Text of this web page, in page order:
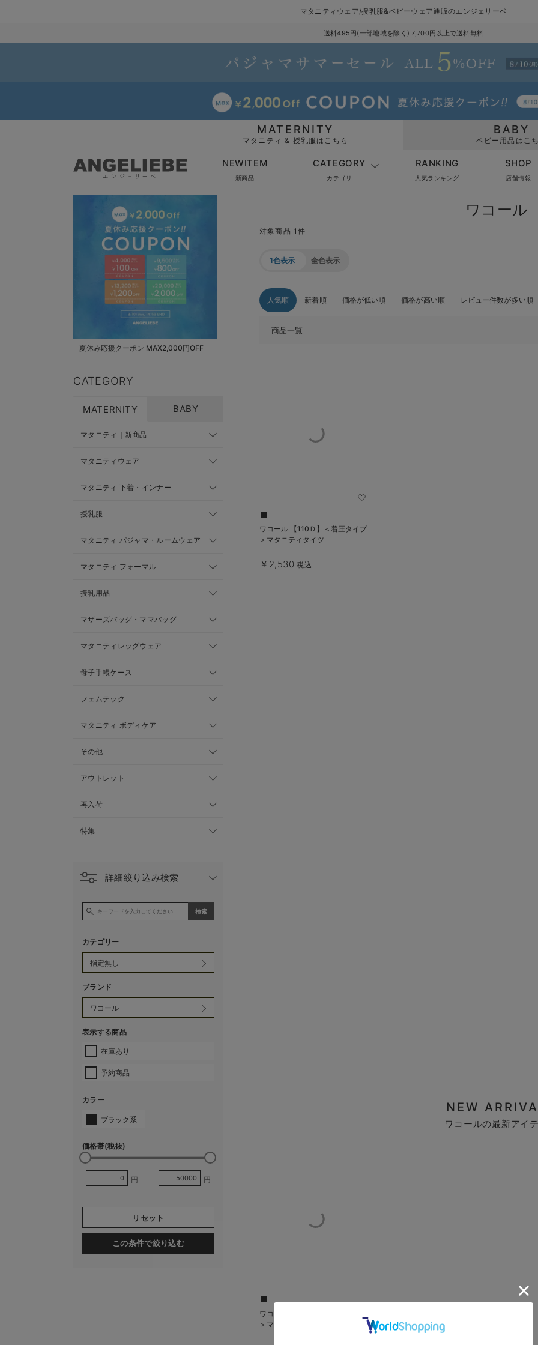
マタニティウェア/授乳服&ベビーウェア通販のエンジェリーベ
送料495円(一部地域を除く) 7,700円以上で送料無料
MATERNITY
マタニティ & 授乳服はこちら
BABY
ベビー用品はこ
NEWITEM
新商品
CATEGORY
カテゴリ
RANKING
人気ランキング
SHOP
店舗情報
夏休み応援クーポン MAX2,000円OFF
CATEGORY
MATERNITY BABY
マタニティ｜新商品
マタニティウェア
マタニティ 下着・インナー
授乳服
マタニティ パジャマ・ルームウェア
マタニティ フォーマル
授乳用品
マザーズバッグ・ママバッグ
マタニティレッグウェア
母子手帳ケース
フェムテック
マタニティ ボディケア
その他
アウトレット
再入荷
特集
詳細絞り込み検索
カテゴリー
ブランド
表示する商品
在庫あり
予約商品
カラー
ブラック系
価格帯(税抜)
円 円
リセット
この条件で絞り込む
ワコール
対象商品 1件
1色表示 全色表示
人気順 新着順 価格が低い順 価格が高い順 レビュー件数が多い順
商品一覧
ワコール 【110Ｄ】＜着圧タイプ
＞マタニティタイツ
￥2,530 税込
NEW
ワコールの最新アイ
ワコール 【110Ｄ】＜着圧タイプ
＞マタニティタイツ